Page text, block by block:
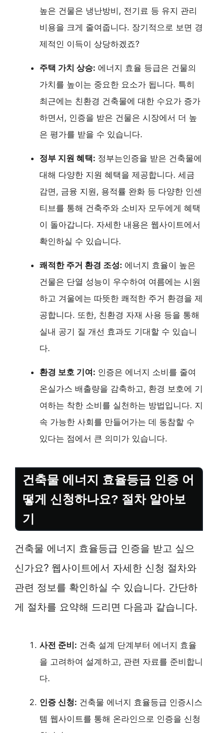
높은 건물은 냉난방비, 전기료 등 유지 관리
비용을 크게 줄여줍니다. 장기적으로 보면 경
제적인 이득이 상당하겠죠?
주택 가치 상승: 에너지 효율 등급은 건물의
가치를 높이는 중요한 요소가 됩니다. 특히
최근에는 친환경 건축물에 대한 수요가 증가
하면서, 인증을 받은 건물은 시장에서 더 높
은 평가를 받을 수 있습니다.
정부 지원 혜택: 정부는인증을 받은 건축물에
대해 다양한 지원 혜택을 제공합니다. 세금
감면, 금융 지원, 용적률 완화 등 다양한 인센
티브를 통해 건축주와 소비자 모두에게 혜택
이 돌아갑니다. 자세한 내용은 웹사이트에서
확인하실 수 있습니다.
쾌적한 주거 환경 조성: 에너지 효율이 높은
건물은 단열 성능이 우수하여 여름에는 시원
하고 겨울에는 따뜻한 쾌적한 주거 환경을 제
공합니다. 또한, 친환경 자재 사용 등을 통해
실내 공기 질 개선 효과도 기대할 수 있습니
다.
환경 보호 기여: 인증은 에너지 소비를 줄여
온실가스 배출량을 감축하고, 환경 보호에 기
여하는 착한 소비를 실천하는 방법입니다. 지
속 가능한 사회를 만들어가는 데 동참할 수
있다는 점에서 큰 의미가 있습니다.
건축물 에너지 효율등급 인증 어
떻게 신청하나요? 절차 알아보
기
건축물 에너지 효율등급 인증을 받고 싶으
신가요? 웹사이트에서 자세한 신청 절차와
관련 정보를 확인하실 수 있습니다. 간단하
게 절차를 요약해 드리면 다음과 같습니다.
사전 준비: 건축 설계 단계부터 에너지 효율
을 고려하여 설계하고, 관련 자료를 준비합니
다.
인증 신청: 건축물 에너지 효율등급 인증시스
템 웹사이트를 통해 온라인으로 인증을 신청